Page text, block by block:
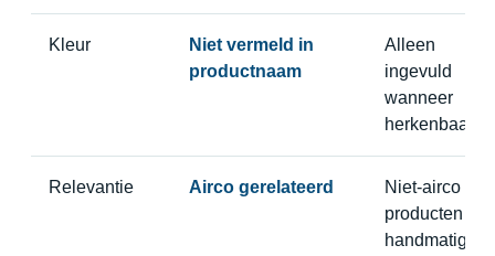
Kleur
Niet vermeld in
productnaam
Alleen
ingevuld
wanneer
herkenbaar
Relevantie Airco gerelateerd
Niet-airco
producten
handmatig